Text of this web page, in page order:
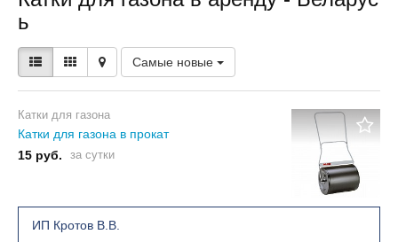
ь
Самые новые
Катки для газона
Катки для газона в прокат
15 руб.
за сутки
ИП Кротов В.В.